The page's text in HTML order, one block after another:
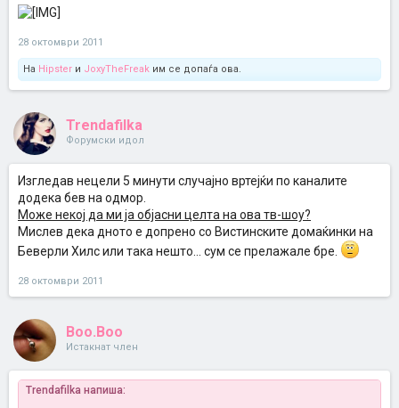
28 октомври 2011
На Hipster и JoxyTheFreak им се допаѓа ова.
Trendafilka
Форумски идол
Изгледав нецели 5 минути случајно вртејќи по каналите
додека бев на одмор.
Може некој да ми ја објасни целта на ова тв-шоу?
Мислев дека дното е допрено со Вистинските домаќинки на
Беверли Хилс или така нешто... сум се прелажале бре.
28 октомври 2011
Boo.Boo
Истакнат член
Trendafilka напиша: